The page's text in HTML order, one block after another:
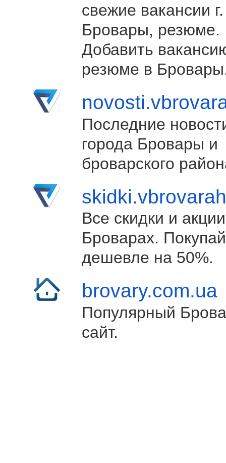
свежие вакансии г.
Бровары, резюме.
Добавить
резюме в
Последние
города Бровары и
броварского
Все скидки и
Броварах.
дешевле на 50%.
brovary.com.ua
Популярный
сайт.